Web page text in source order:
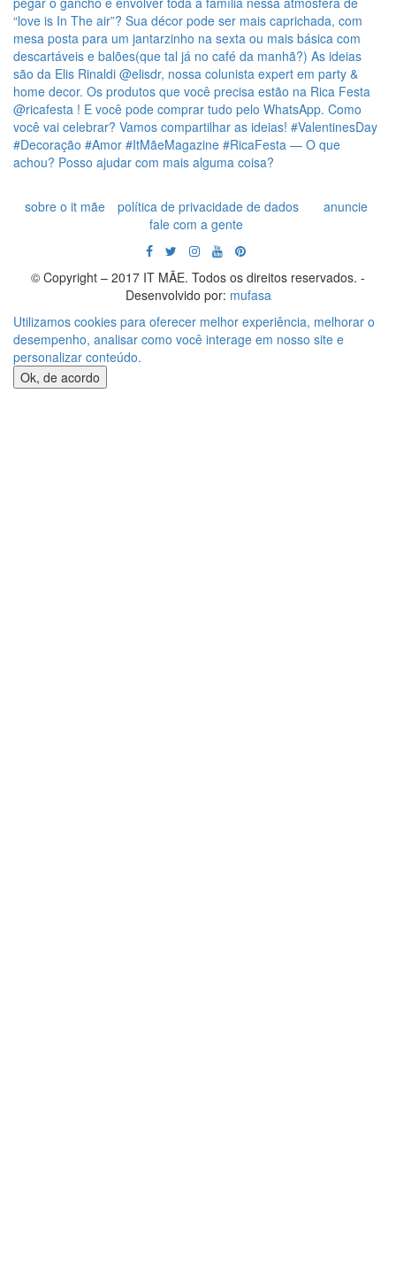
sobre o it mãe política de privacidade de dados
anuncie
fale com a gente
© Copyright – 2017 IT MÃE. Todos os direitos reservados. -
Desenvolvido por: mufasa
Utilizamos cookies para oferecer melhor experiência, melhorar o
desempenho, analisar como você interage em nosso site e
personalizar conteúdo.
Ok, de acordo